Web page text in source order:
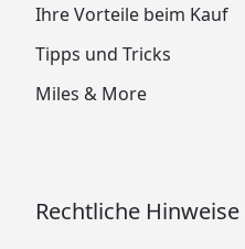
Ihre Vorteile beim Kauf
Tipps und Tricks
Miles & More
Rechtliche Hinweise